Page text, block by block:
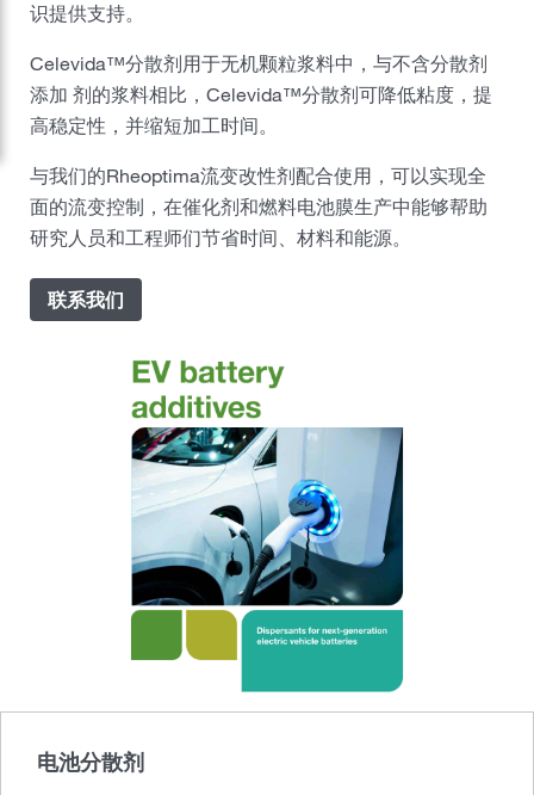
制药
职业发展
新闻中心
媒体报道
嘉吉中国业务分布
联系嘉吉中国
识提供支持。
Celevida™分散剂用于无机颗粒浆料中，与不含分散剂
添加 剂的浆料相比，Celevida™分散剂可降低粘度，提
高稳定性，并缩短加工时间。
与我们的Rheoptima流变改性剂配合使用，可以实现全
面的流变控制，在催化剂和燃料电池膜生产中能够帮助
研究人员和工程师们节省时间、材料和能源。
联系我们
电池分散剂